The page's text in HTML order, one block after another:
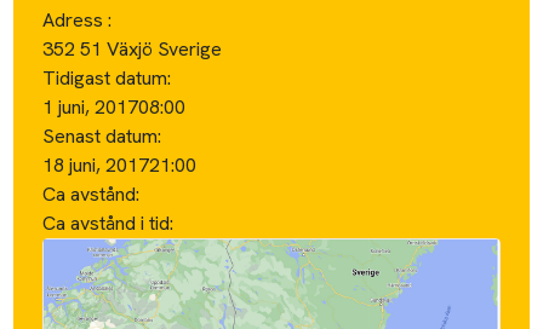
Adress :
352 51 Växjö Sverige
Tidigast datum:
1 juni, 201708:00
Senast datum:
18 juni, 201721:00
Ca avstånd:
Ca avstånd i tid: